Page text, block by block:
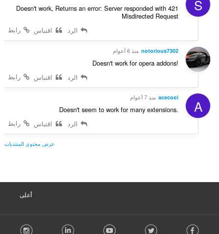
ا
ت
S
Doesn't work, Returns an error: Server responded with 421
Misdirected Request
رابط
الرد اقتباس
notorious7302 منذ 6 أعوام
Doesn't work for opera addons!
رابط
الرد اقتباس
A
acecool منذ 7 أعوام
Doesn't seem to work for many extensions.
رابط
الرد اقتباس
عرض محتوى المنتديات
أعلى
o
Facebook
Twitter
Youtube
LinkedIn